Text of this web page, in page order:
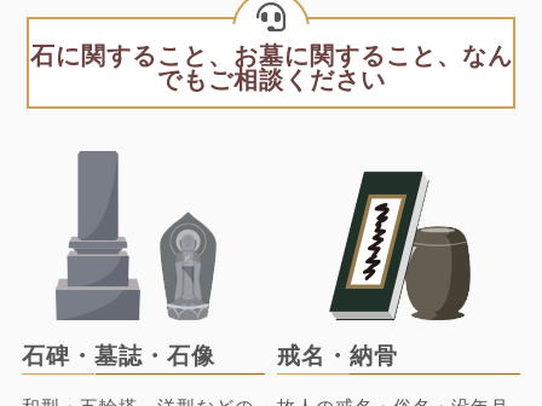
石に関すること、お墓に関すること、なん
でもご相談ください
石碑・墓誌・石像 戒名・納骨